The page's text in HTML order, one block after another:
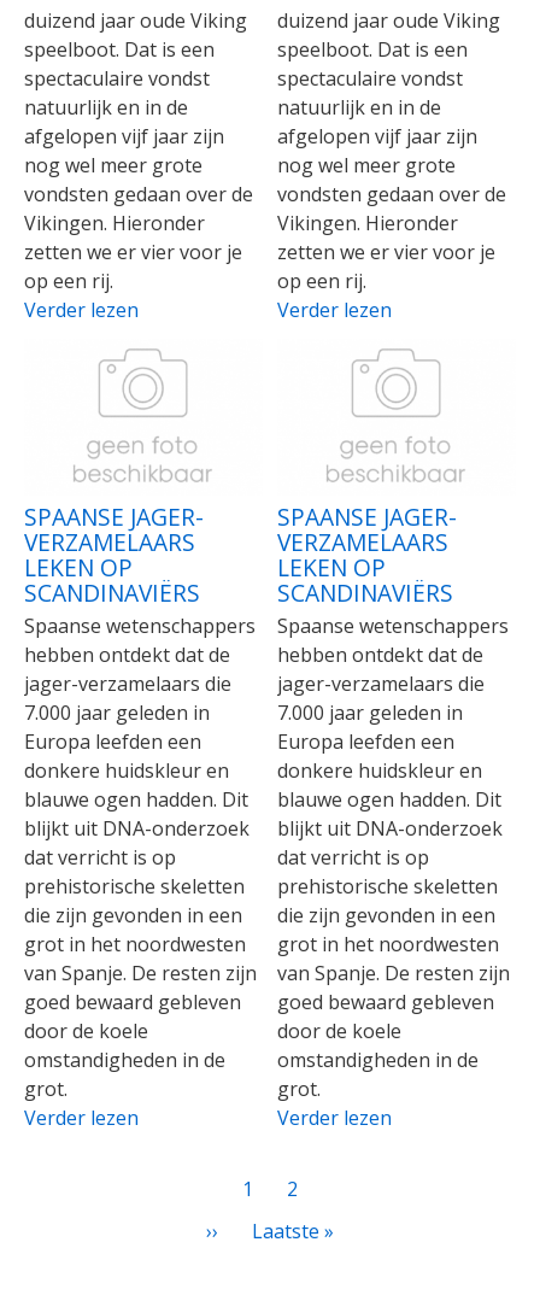
duizend jaar oude Viking
speelboot. Dat is een
spectaculaire vondst
natuurlijk en in de
afgelopen vijf jaar zijn
nog wel meer grote
vondsten gedaan over de
Vikingen. Hieronder
zetten we er vier voor je
op een rij.
Verder lezen
duizend jaar oude Viking
speelboot. Dat is een
spectaculaire vondst
natuurlijk en in de
afgelopen vijf jaar zijn
nog wel meer grote
vondsten gedaan over de
Vikingen. Hieronder
zetten we er vier voor je
op een rij.
Verder lezen
SPAANSE JAGER-
VERZAMELAARS
LEKEN OP
SCANDINAVIËRS
Spaanse wetenschappers
hebben ontdekt dat de
jager-verzamelaars die
7.000 jaar geleden in
Europa leefden een
donkere huidskleur en
blauwe ogen hadden. Dit
blijkt uit DNA-onderzoek
dat verricht is op
prehistorische skeletten
die zijn gevonden in een
grot in het noordwesten
van Spanje. De resten zijn
goed bewaard gebleven
door de koele
omstandigheden in de
grot.
Verder lezen
SPAANSE JAGER-
VERZAMELAARS
LEKEN OP
SCANDINAVIËRS
Spaanse wetenschappers
hebben ontdekt dat de
jager-verzamelaars die
7.000 jaar geleden in
Europa leefden een
donkere huidskleur en
blauwe ogen hadden. Dit
blijkt uit DNA-onderzoek
dat verricht is op
prehistorische skeletten
die zijn gevonden in een
grot in het noordwesten
van Spanje. De resten zijn
goed bewaard gebleven
door de koele
omstandigheden in de
grot.
Verder lezen
Huidige
pagina
1 Page
2
Volgende
››
Laatste
Laatste »